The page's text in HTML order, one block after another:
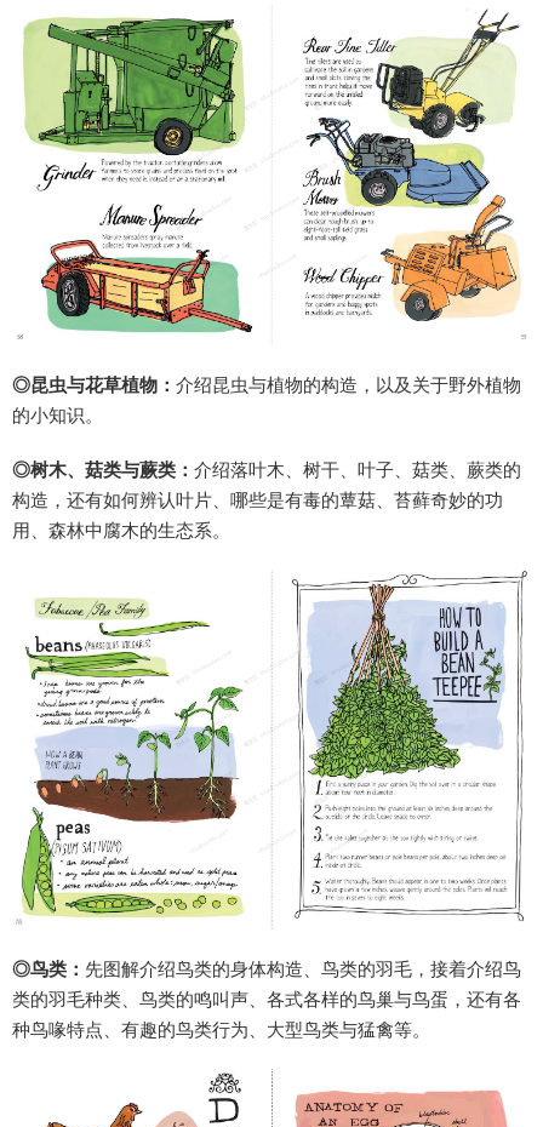
◎昆虫与花草植物： 介绍昆虫与植物的构造，以及关于野外植物
的小知识。
◎树木、菇类与蕨类： 介绍落叶木、树干、叶子、菇类、蕨类的
构造，还有如何辨认叶片、哪些是有毒的蕈菇、苔藓奇妙的功
用、森林中腐木的生态系。
◎鸟类： 先图解介绍鸟类的身体构造、鸟类的羽毛，接着介绍鸟
类的羽毛种类、鸟类的鸣叫声、各式各样的鸟巢与鸟蛋，还有各
种鸟喙特点、有趣的鸟类行为、大型鸟类与猛禽等。